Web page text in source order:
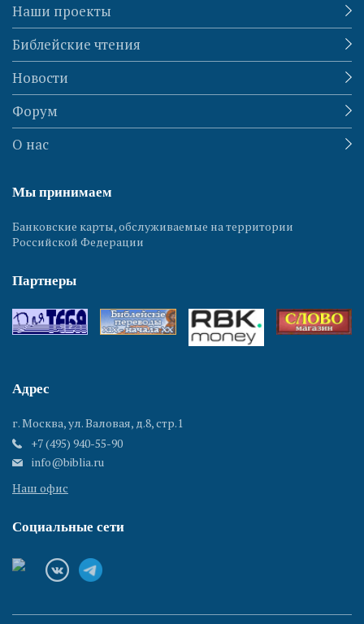
Наши проекты
Библейские чтения
Новости
Форум
О нас
Мы принимаем
Банковские карты, обслуживаемые на территории
Российской Федерации
Партнеры
Адрес
г. Москва, ул. Валовая, д.8, стр.1
+7 (495) 940-55-90
info@biblia.ru
Наш офис
Социальные сети